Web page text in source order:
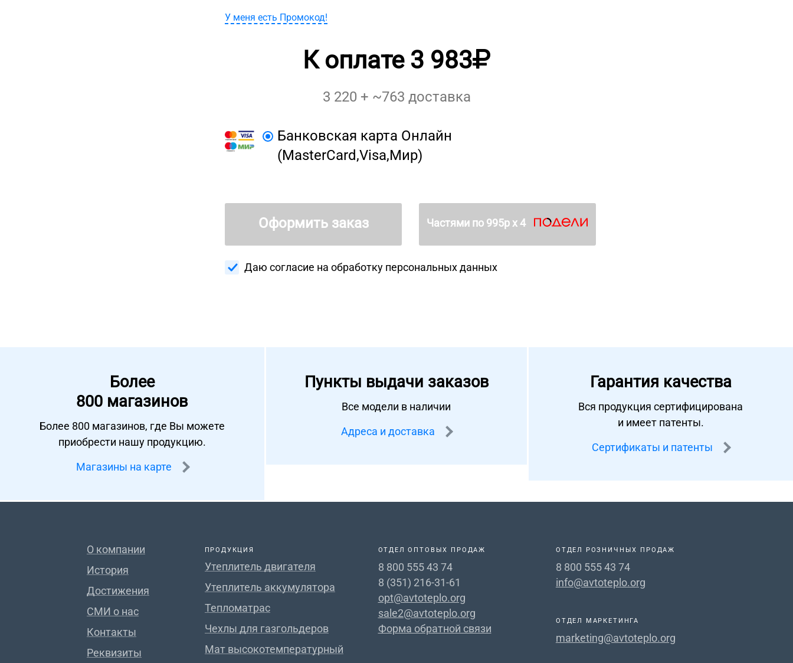
У меня есть Промокод!
К оплате 3 983
3 220 + ~763 доставка
Банковская карта Онлайн
(MasterCard,Visa,Мир)
Оформить заказ Частями по 995р х 4
Даю согласие на обработку персональных данных
Более
800 магазинов
Более 800 магазинов, где Вы можете
приобрести нашу продукцию.
Магазины на карте
Пункты выдачи заказов
Все модели в наличии
Адреса и доставка
Гарантия качества
Вся продукция сертифицирована
и имеет патенты.
Сертификаты и патенты
О компании
История
Достижения
СМИ о нас
Контакты
Реквизиты
ПРОДУКЦИЯ
Утеплитель двигателя
Утеплитель аккумулятора
Тепломатрас
Чехлы для газгольдеров
Мат высокотемпературный
ОТДЕЛ ОПТОВЫХ ПРОДАЖ
8 800 555 43 74
8 (351) 216-31-61
opt@avtoteplo.org
sale2@avtoteplo.org
Форма обратной связи
ОТДЕЛ РОЗНИЧНЫХ ПРОДАЖ
8 800 555 43 74
info@avtoteplo.org
ОТДЕЛ МАРКЕТИНГА
marketing@avtoteplo.org